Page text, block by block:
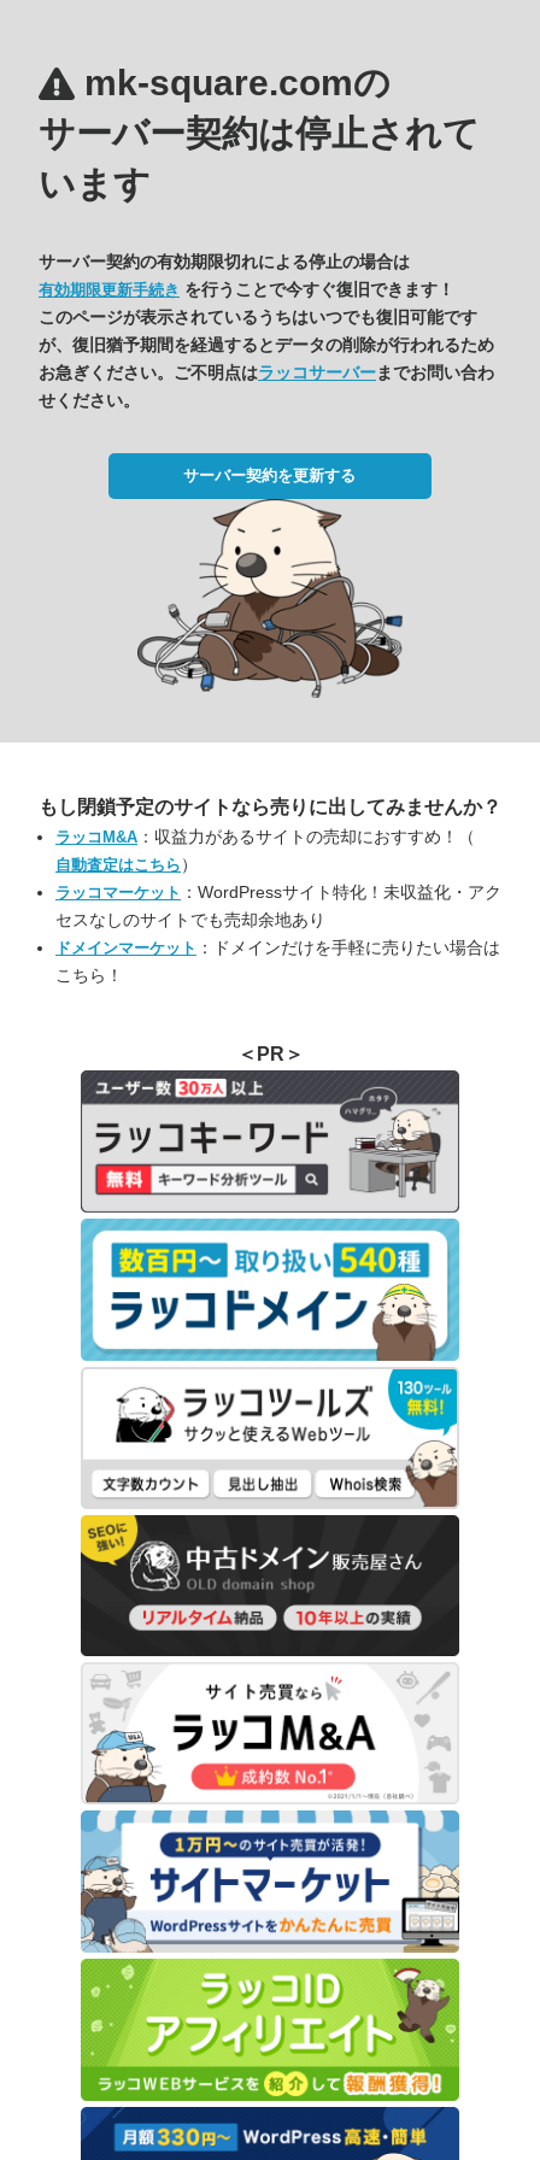
mk-square.comの
サーバー契約は停止されて
います
サーバー契約の有効期限切れによる停止の場合は
有効期限更新手続き を行うことで今すぐ復旧できます！
このページが表示されているうちはいつでも復旧可能です
が、復旧猶予期間を経過するとデータの削除が行われるため
お急ぎください。ご不明点はラッコサーバーまでお問い合わ
せください。
サーバー契約を更新する
もし閉鎖予定のサイトなら売りに出してみませんか？
ラッコM&A ：収益力があるサイトの売却におすすめ！（
自動査定はこちら ）
ラッコマーケット ：WordPressサイト特化！未収益化・アク
セスなしのサイトでも売却余地あり
ドメインマーケット ：ドメインだけを手軽に売りたい場合は
こちら！
＜PR＞